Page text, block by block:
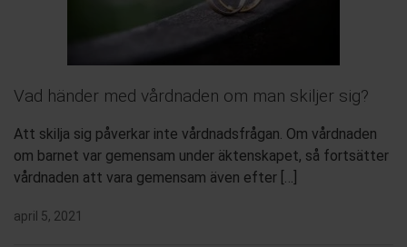
Vad händer med vårdnaden om man skiljer sig?
Att skilja sig påverkar inte vårdnadsfrågan. Om vårdnaden
om barnet var gemensam under äktenskapet, så fortsätter
vårdnaden att vara gemensam även efter […]
april 5, 2021